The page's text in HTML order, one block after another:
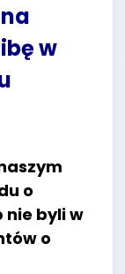
w
o
nie byli w
o